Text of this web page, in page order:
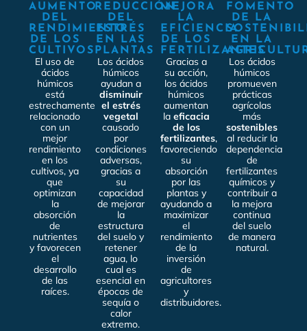
AUMENTO
DEL
RENDIMIENTO
DE LOS
CULTIVOS
El uso de
ácidos
húmicos
está
estrechamente
relacionado
con un
mejor
rendimiento
en los
cultivos, ya
que
optimizan
la
absorción
de
nutrientes
y favorecen
el
desarrollo
de las
raíces.
REDUCCIÓN
DEL
ESTRÉS
EN LAS
PLANTAS
Los ácidos
húmicos
ayudan a
disminuir
el estrés
vegetal
causado
por
condiciones
adversas,
gracias a
su
capacidad
de mejorar
la
estructura
del suelo y
retener
agua, lo
cual es
esencial en
épocas de
sequía o
calor
extremo.
MEJORA
LA
EFICIENCIA
DE LOS
FERTILIZANTES
Gracias a
su acción,
los ácidos
húmicos
aumentan
la eficacia
de los
fertilizantes,
favoreciendo
su
absorción
por las
plantas y
ayudando a
maximizar
el
rendimiento
de la
inversión
de
agricultores
y
distribuidores.
FOMENTO
DE LA
EN LA
Los ácidos
húmicos
promueven
prácticas
agrícolas
más
sostenibles
al reducir la
dependencia
de
fertilizantes
químicos y
contribuir a
la mejora
continua
del suelo
de manera
natural.